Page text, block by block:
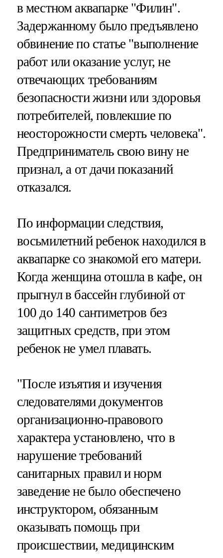
в местном аквапарке "Филин".
Задержанному было предъявлено
обвинение по статье "выполнение
работ или оказание услуг, не
отвечающих требованиям
безопасности жизни или здоровья
потребителей, повлекшие по
неосторожности смерть человека".
Предприниматель свою вину не
признал, а от дачи показаний
отказался.
По информации следствия,
восьмилетний ребенок находился в
аквапарке со знакомой его матери.
Когда женщина отошла в кафе, он
прыгнул в бассейн глубиной от
100 до 140 сантиметров без
защитных средств, при этом
ребенок не умел плавать.
"После изъятия и изучения
следователями документов
организационно-правового
характера установлено, что в
нарушение требований
санитарных правил и норм
заведение не было обеспечено
инструктором, обязанным
оказывать помощь при
происшествии, медицинским